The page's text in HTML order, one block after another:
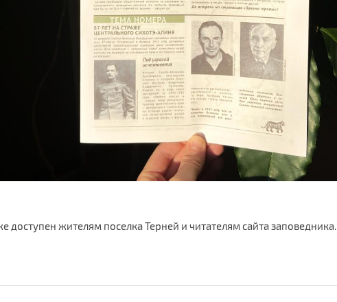
доступен жителям поселка Терней и читателям сайта заповедника.